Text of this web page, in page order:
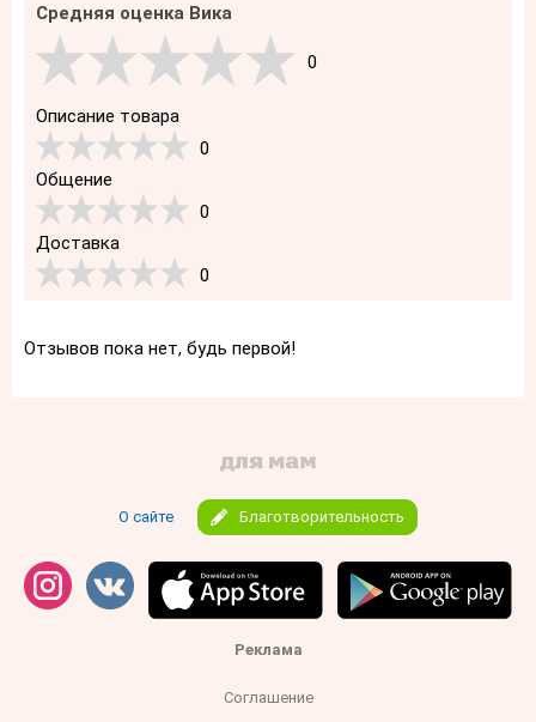
Средняя оценка Вика
0
Описание товара
0
Общение
0
Доставка
0
Отзывов пока нет, будь первой!
О сайте Благотворительность
Реклама
Соглашение